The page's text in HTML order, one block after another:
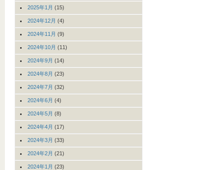
2025年1月 (15)
2024年12月 (4)
2024年11月 (9)
2024年10月 (11)
2024年9月 (14)
2024年8月 (23)
2024年7月 (32)
2024年6月 (4)
2024年5月 (8)
2024年4月 (17)
2024年3月 (33)
2024年2月 (21)
2024年1月 (23)